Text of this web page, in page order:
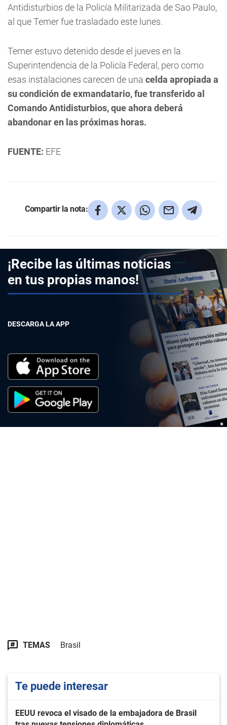
Antidisturbios de la Policía Militarizada de Sao Paulo,
al que Temer fue trasladado este lunes.
Temer estuvo detenido desde el jueves en la
Superintendencia de la Policía Federal, pero como
esas instalaciones carecen de una celda apropiada a
su condición de exmandatario, fue transferido al
Comando Antidisturbios, que ahora deberá
abandonar en las próximas horas.
FUENTE: EFE
Compartir la nota:
¡Recibe las últimas noticias
en tus propias manos!
DESCARGA LA APP
TEMAS Brasil
Te puede interesar
EEUU revoca el visado de la embajadora de Brasil